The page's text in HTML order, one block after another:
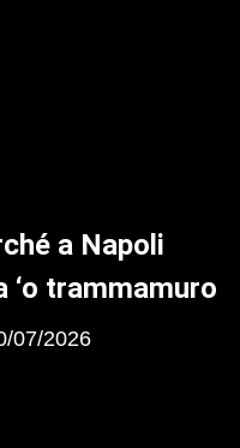
a Napoli
‘o trammamuro
07/2026